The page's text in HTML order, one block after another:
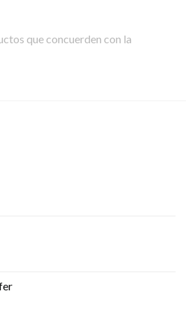
que concuerden con la